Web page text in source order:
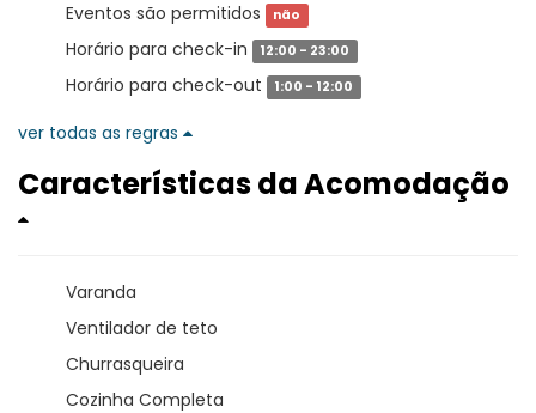
Eventos são permitidos não
Horário para check-in 12:00 - 23:00
Horário para check-out 1:00 - 12:00
ver todas as regras
Características da Acomodação
Varanda
Ventilador de teto
Churrasqueira
Cozinha Completa